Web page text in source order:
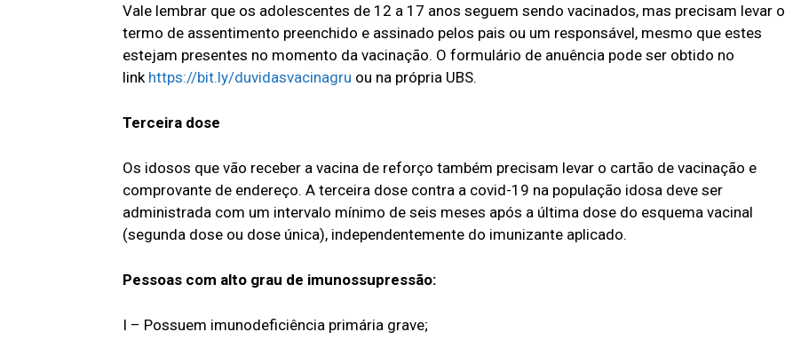
Vale lembrar que os adolescentes de 12 a 17 anos seguem sendo vacinados, mas precisam levar o
termo de assentimento preenchido e assinado pelos pais ou um responsável, mesmo que estes
estejam presentes no momento da vacinação. O formulário de anuência pode ser obtido no
link https://bit.ly/duvidasvacinagru ou na própria UBS.
Terceira dose
Os idosos que vão receber a vacina de reforço também precisam levar o cartão de vacinação e
comprovante de endereço. A terceira dose contra a covid-19 na população idosa deve ser
administrada com um intervalo mínimo de seis meses após a última dose do esquema vacinal
(segunda dose ou dose única), independentemente do imunizante aplicado.
Pessoas com alto grau de imunossupressão:
I – Possuem imunodeficiência primária grave;